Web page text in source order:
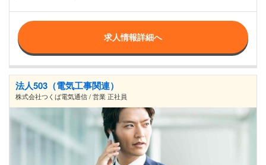
求人情報詳細へ
法人503（電気工事関連）
株式会社つくば電気通信 / 営業 正社員